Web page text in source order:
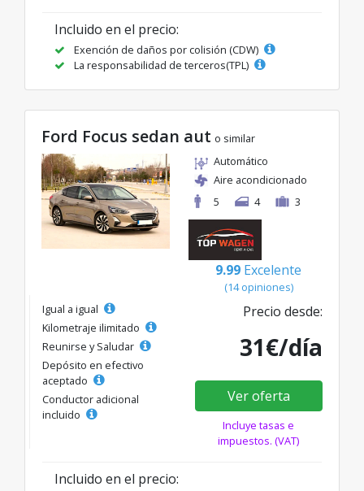
Incluido en el precio:
Exención de daños por colisión (CDW)
La responsabilidad de terceros(TPL)
Ford Focus sedan aut o similar
Automático
Aire acondicionado
5
4 3
9.99 Excelente
(14 opiniones)
Igual a igual
Kilometraje ilimitado
Reunirse y Saludar
Depósito en efectivo
aceptado
Conductor adicional
incluido
Precio desde:
31€/día
Ver oferta
Incluye tasas e
impuestos. (VAT)
Incluido en el precio: